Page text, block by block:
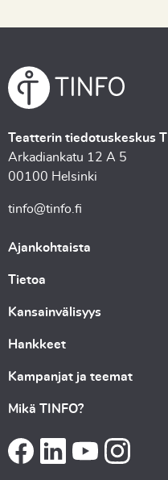
Teatterin tiedotuskeskus
Arkadiankatu 12 A 5
00100 Helsinki
tinfo@tinfo.fi
Ajankohtaista
Tietoa
Kansainvälisyys
Hankkeet
Kampanjat ja teemat
Mikä TINFO?